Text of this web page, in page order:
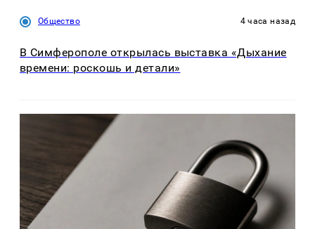
Общество 4 часа назад
В Симферополе открылась выставка «Дыхание
времени: роскошь и детали»